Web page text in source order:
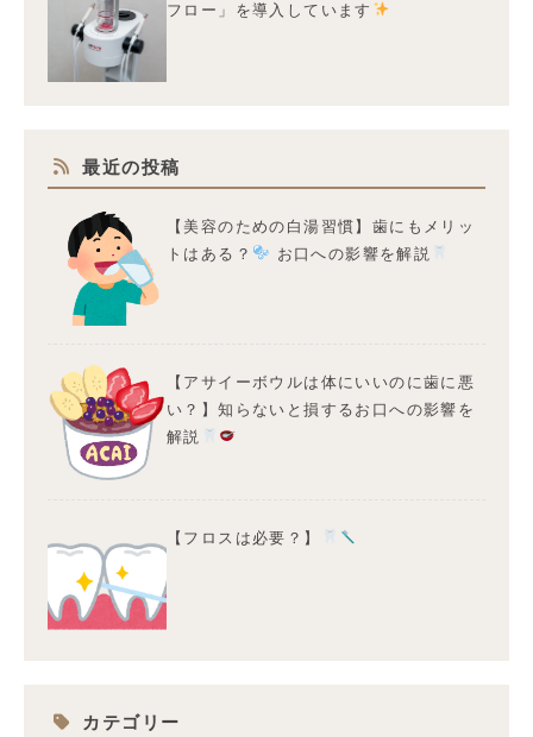
フロー」を導入しています
最近の投稿
【美容のための白湯習慣】歯にもメリッ
トはある？
お口への影響を解説
【アサイーボウルは体にいいのに歯に悪
い？】知らないと損するお口への影響を
解説
【フロスは必要？】
カテゴリー